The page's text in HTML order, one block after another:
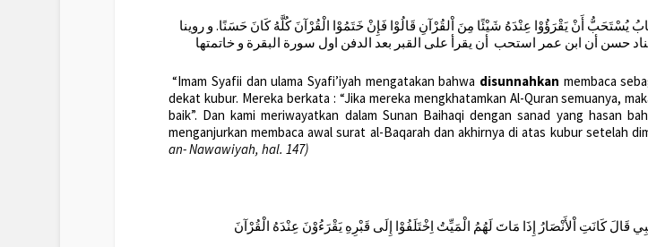
يُسْتَحَبُّ أَنْ يَقْرَؤُوْا عِنْدَهُ شَيْئًا مِنَ اْلقُرْآنِ قَالُوْا فَإِنْ خَتَمُوْا الْقُرْآنَ كُلَّهُ كَانَ حَسَنًا. و روينا
حسن أن ابن عمر استحب أن يقرأ على القبر بعد الدفن اول سورة البقرة و خاتمتها
“Imam Syafii dan ulama Syafi’iyah mengatakan bahwa disunnahkan membaca
dekat kubur. Mereka berkata : “Jika mereka mengkhatamkan Al-Quran semuanya,
baik”. Dan kami meriwayatkan dalam Sunan Baihaqi dengan sanad yang hasan
menganjurkan membaca awal surat al-Baqarah dan akhirnya di atas kubur setelah
an- Nawawiyah, hal. 147)
قَالَ كَانَتِ اْلأَنْصَارُ إِذَا مَاتَ لَهُمُ الْمَيِّتُ اِخْتَلَفُوْا إِلَى قَبْرِهِ يَقْرَءُوْنَ عِنْدَهُ الْقُرْآنَ